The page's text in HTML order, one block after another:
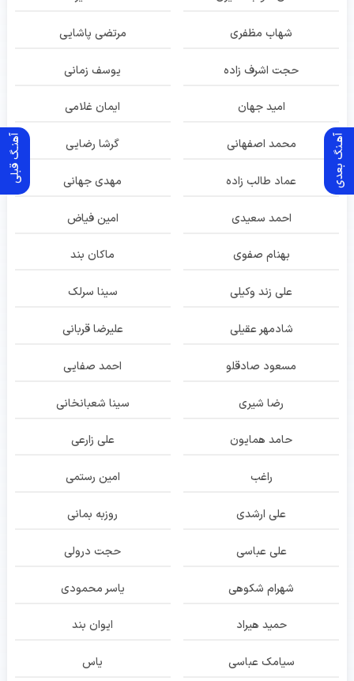
آهنـگ قبلی آهـنگ بعدی
شهاب مظفری مرتضی پاشایی
حجت اشرف زاده یوسف زمانی
امید جهان ایمان غلامی
محمد اصفهانی گرشا رضایی
عماد طالب زاده مهدی جهانی
احمد سعیدی امین فیاض
بهنام صفوی ماکان بند
علی زند وکیلی سینا سرلک
شادمهر عقیلی علیرضا قربانی
مسعود صادقلو احمد صفایی
رضا شیری سینا شعبانخانی
حامد همایون علی زارعی
راغب امین رستمی
علی ارشدی روزبه بمانی
علی عباسی حجت درولی
شهرام شکوهی یاسر محمودی
حمید هیراد ایوان بند
سیامک عباسی یاس